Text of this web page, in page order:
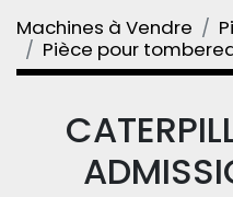
Machines à Vendre
Pièce pour